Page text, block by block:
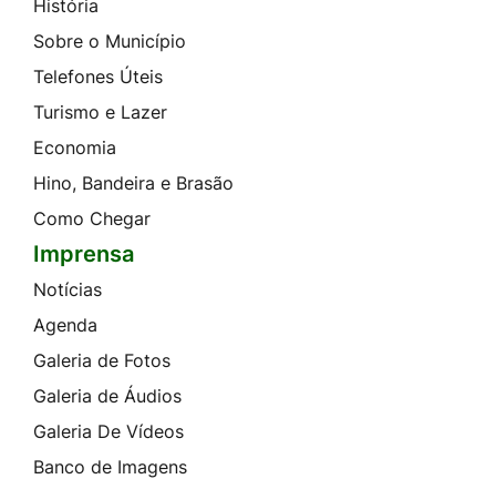
História
Sobre o Município
Telefones Úteis
Turismo e Lazer
Economia
Hino, Bandeira e Brasão
Como Chegar
Imprensa
Notícias
Agenda
Galeria de Fotos
Galeria de Áudios
Galeria De Vídeos
Banco de Imagens